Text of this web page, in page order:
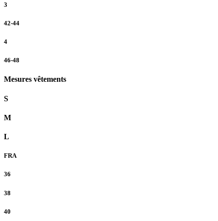
3
42-44
4
46-48
Mesures vêtements
S
M
L
FRA
36
38
40